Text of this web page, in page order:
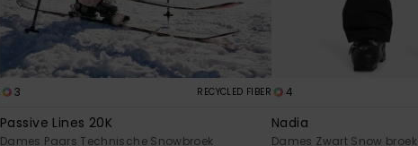
3 RECYCLED FIBER
Passive Lines 20K
Dames Paars Technische Snowbroek
4
Nadia
Dames Zwart Snow broek